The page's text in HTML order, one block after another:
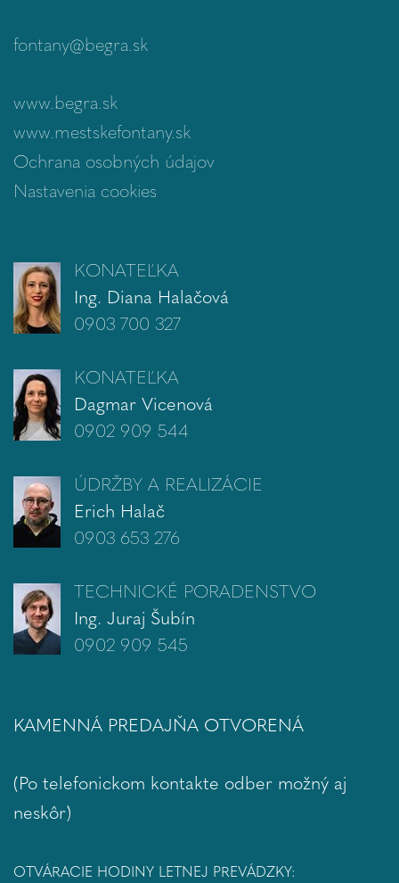
fontany@begra.sk
www.begra.sk
www.mestskefontany.sk
Ochrana osobných údajov
Nastavenia cookies
KONATEĽKA
Ing. Diana Halačová
0903 700 327
KONATEĽKA
Dagmar Vicenová
0902 909 544
ÚDRŽBY A REALIZÁCIE
Erich Halač
0903 653 276
TECHNICKÉ PORADENSTVO
Ing. Juraj Šubín
0902 909 545
KAMENNÁ PREDAJŇA OTVORENÁ
(Po telefonickom kontakte odber možný aj
neskôr)
OTVÁRACIE HODINY LETNEJ PREVÁDZKY: